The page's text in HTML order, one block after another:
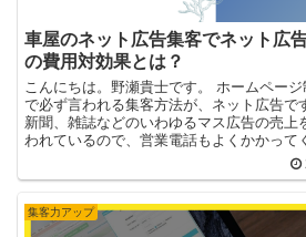
車屋のネット広告集客でネット広
の費用対効果とは？
こんにちは。野瀬貴士です。 ホームペー
で必ず言われる集客方法が、ネット広告で
新聞、雑誌などのいわゆるマス広告の売上
われているので、営業電話もよくかかって
集客力アップ